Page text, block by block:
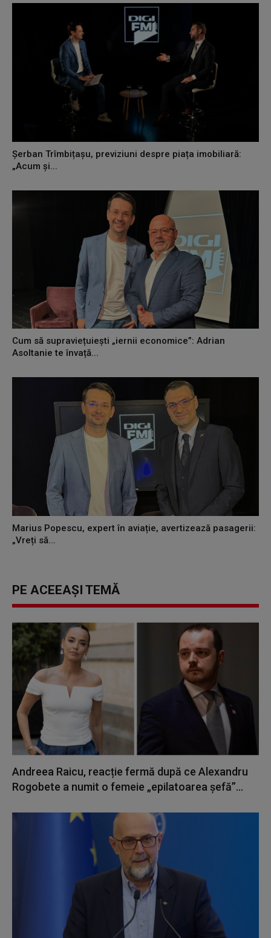
Șerban Trîmbițașu, previziuni despre piața imobiliară:
„Acum și...
Cum să supraviețuiești „iernii economice”: Adrian
Asoltanie te învață...
Marius Popescu, expert în aviație, avertizează pasagerii:
„Vreți să...
PE ACEEAȘI TEMĂ
Andreea Raicu, reacție fermă după ce Alexandru
Rogobete a numit o femeie „epilatoarea șefă”...